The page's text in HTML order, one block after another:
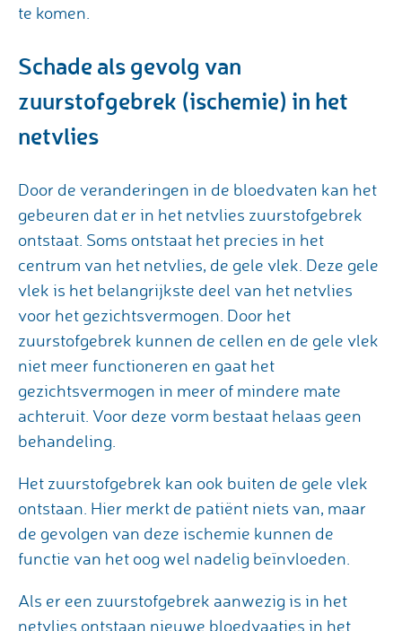
te komen.
Schade als gevolg van
zuurstofgebrek (ischemie) in het
netvlies
Door de veranderingen in de bloedvaten kan het
gebeuren dat er in het netvlies zuurstofgebrek
ontstaat. Soms ontstaat het precies in het
centrum van het netvlies, de gele vlek. Deze gele
vlek is het belangrijkste deel van het netvlies
voor het gezichtsvermogen. Door het
zuurstofgebrek kunnen de cellen en de gele vlek
niet meer functioneren en gaat het
gezichtsvermogen in meer of mindere mate
achteruit. Voor deze vorm bestaat helaas geen
behandeling.
Het zuurstofgebrek kan ook buiten de gele vlek
ontstaan. Hier merkt de patiënt niets van, maar
de gevolgen van deze ischemie kunnen de
functie van het oog wel nadelig beïnvloeden.
Als er een zuurstofgebrek aanwezig is in het
netvlies ontstaan nieuwe bloedvaatjes in het